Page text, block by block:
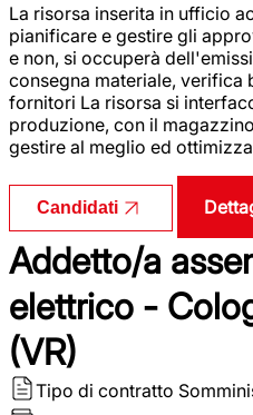
La risorsa inserita in ufficio
pianificare e gestire gli
e non, si occuperà
consegna materiale, verifica
fornitori La risorsa si
produzione, con il
gestire al meglio ed
Candidati
Addetto/a
elettrico -
(VR)
Tipo di contratto